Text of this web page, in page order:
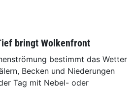
bringt Wolkenfront
bestimmt das Wetter
Becken und Niederungen
Tag mit Nebel- oder